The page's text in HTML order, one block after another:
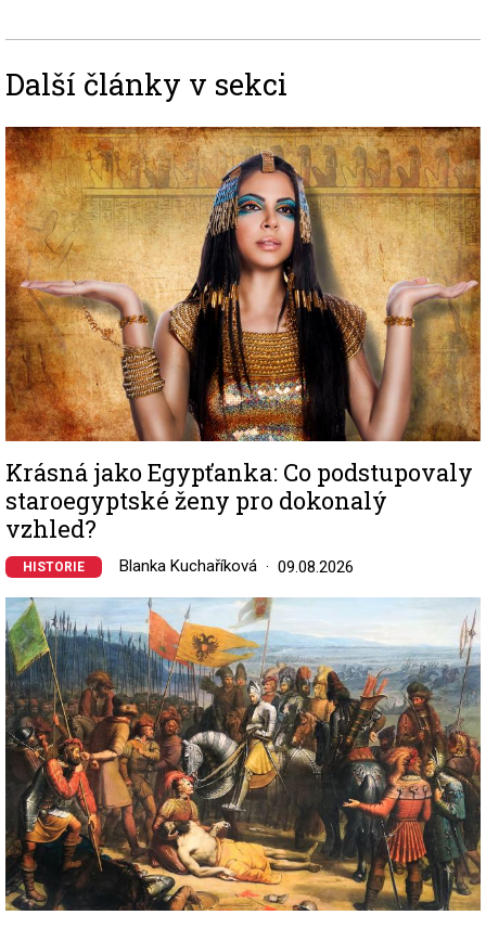
Další články v sekci
Image
Krásná jako Egypťanka: Co podstupovaly
staroegyptské ženy pro dokonalý
vzhled?
HISTORIE Blanka Kuchaříková 09.08.2026
Image